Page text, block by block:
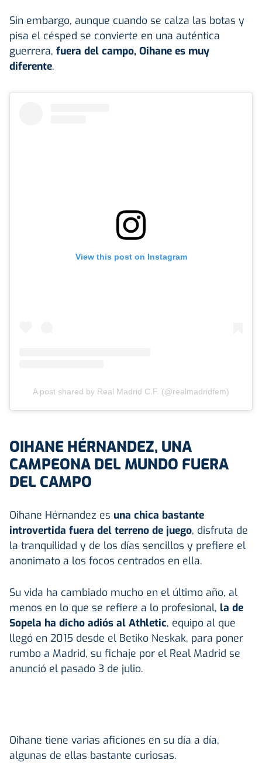
Sin embargo, aunque cuando se calza las botas y
pisa el césped se convierte en una auténtica
guerrera, fuera del campo, Oihane es muy
diferente.
View this post on Instagram
A post shared by Real Madrid C.F. (@realmadridfem)
OIHANE HÉRNANDEZ, UNA
CAMPEONA DEL MUNDO FUERA
DEL CAMPO
Oihane Hérnandez es una chica bastante
introvertida fuera del terreno de juego, disfruta de
la tranquilidad y de los días sencillos y prefiere el
anonimato a los focos centrados en ella.
Su vida ha cambiado mucho en el último año, al
menos en lo que se refiere a lo profesional, la de
Sopela ha dicho adiós al Athletic, equipo al que
llegó en 2015 desde el Betiko Neskak, para poner
rumbo a Madrid, su fichaje por el Real Madrid se
anunció el pasado 3 de julio.
Oihane tiene varias aficiones en su día a día,
algunas de ellas bastante curiosas.